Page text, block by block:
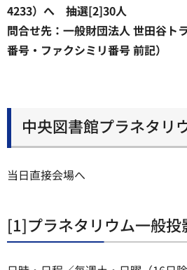
4233）へ 抽選[2]30人
問合せ先：一般財団法人 世田谷ト
番号・ファクシミリ番号 前記）
中央図書館プラネタリ
当日直接会場へ
[1]プラネタリウム一般投